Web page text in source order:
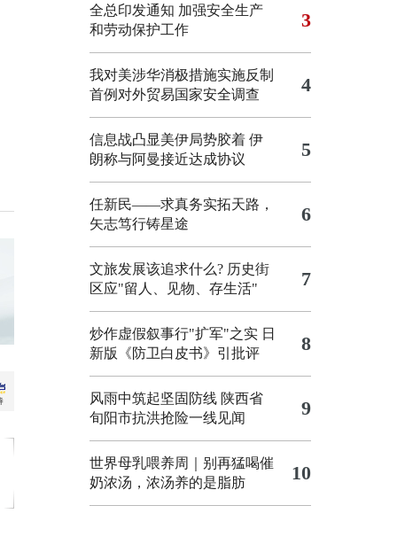
全总印发通知 加强安全生产
和劳动保护工作
3
我对美涉华消极措施实施反制
首例对外贸易国家安全调查
4
信息战凸显美伊局势胶着 伊
朗称与阿曼接近达成协议
5
任新民——求真务实拓天路，
矢志笃行铸星途
6
文旅发展该追求什么? 历史街
区应"留人、见物、存生活"
7
炒作虚假叙事行"扩军"之实 日
新版《防卫白皮书》引批评
8
风雨中筑起坚固防线 陕西省
旬阳市抗洪抢险一线见闻
9
世界母乳喂养周｜别再猛喝催
奶浓汤，浓汤养的是脂肪
10